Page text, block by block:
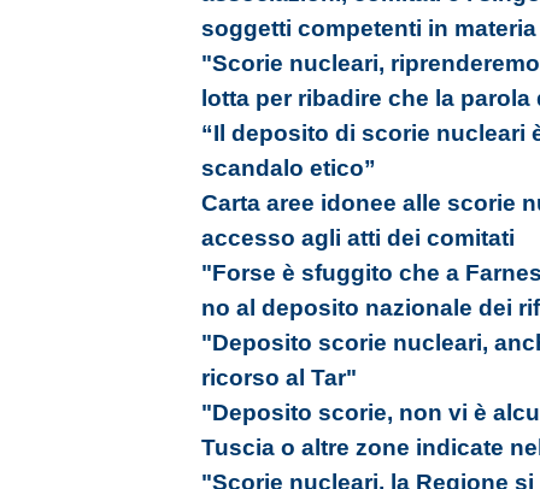
soggetti competenti in
"Scorie nucleari,
lotta per ribadire che la
“Il deposito di scorie nucleari
scandalo etico”
Carta aree idonee alle scorie
accesso agli atti dei comitati
"Forse è sfuggito che a
no al deposito nazionale dei
"Deposito scorie nucleari,
ricorso al Tar"
"Deposito scorie, non vi è
Tuscia o altre zone indicate
"Scorie nucleari, la Regione